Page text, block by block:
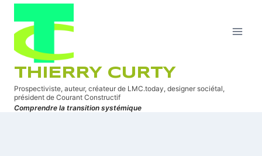
Aller
contenu
THIERRY CURTY
Prospectiviste, auteur, créateur de LMC.today, designer sociétal,
président de Courant Constructif
Comprendre la transition systémique